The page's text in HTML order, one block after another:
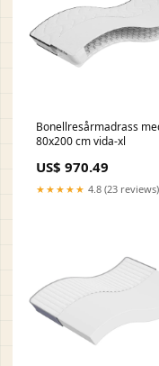
Bonellresårmadrass
80x200 cm vida-xl
US$ 970.49
★★★★★ 4.8 (23 reviews)